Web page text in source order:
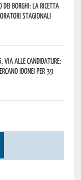
dei borghi: la ricetta
stagionali
via alle candidature:
idonei per 39